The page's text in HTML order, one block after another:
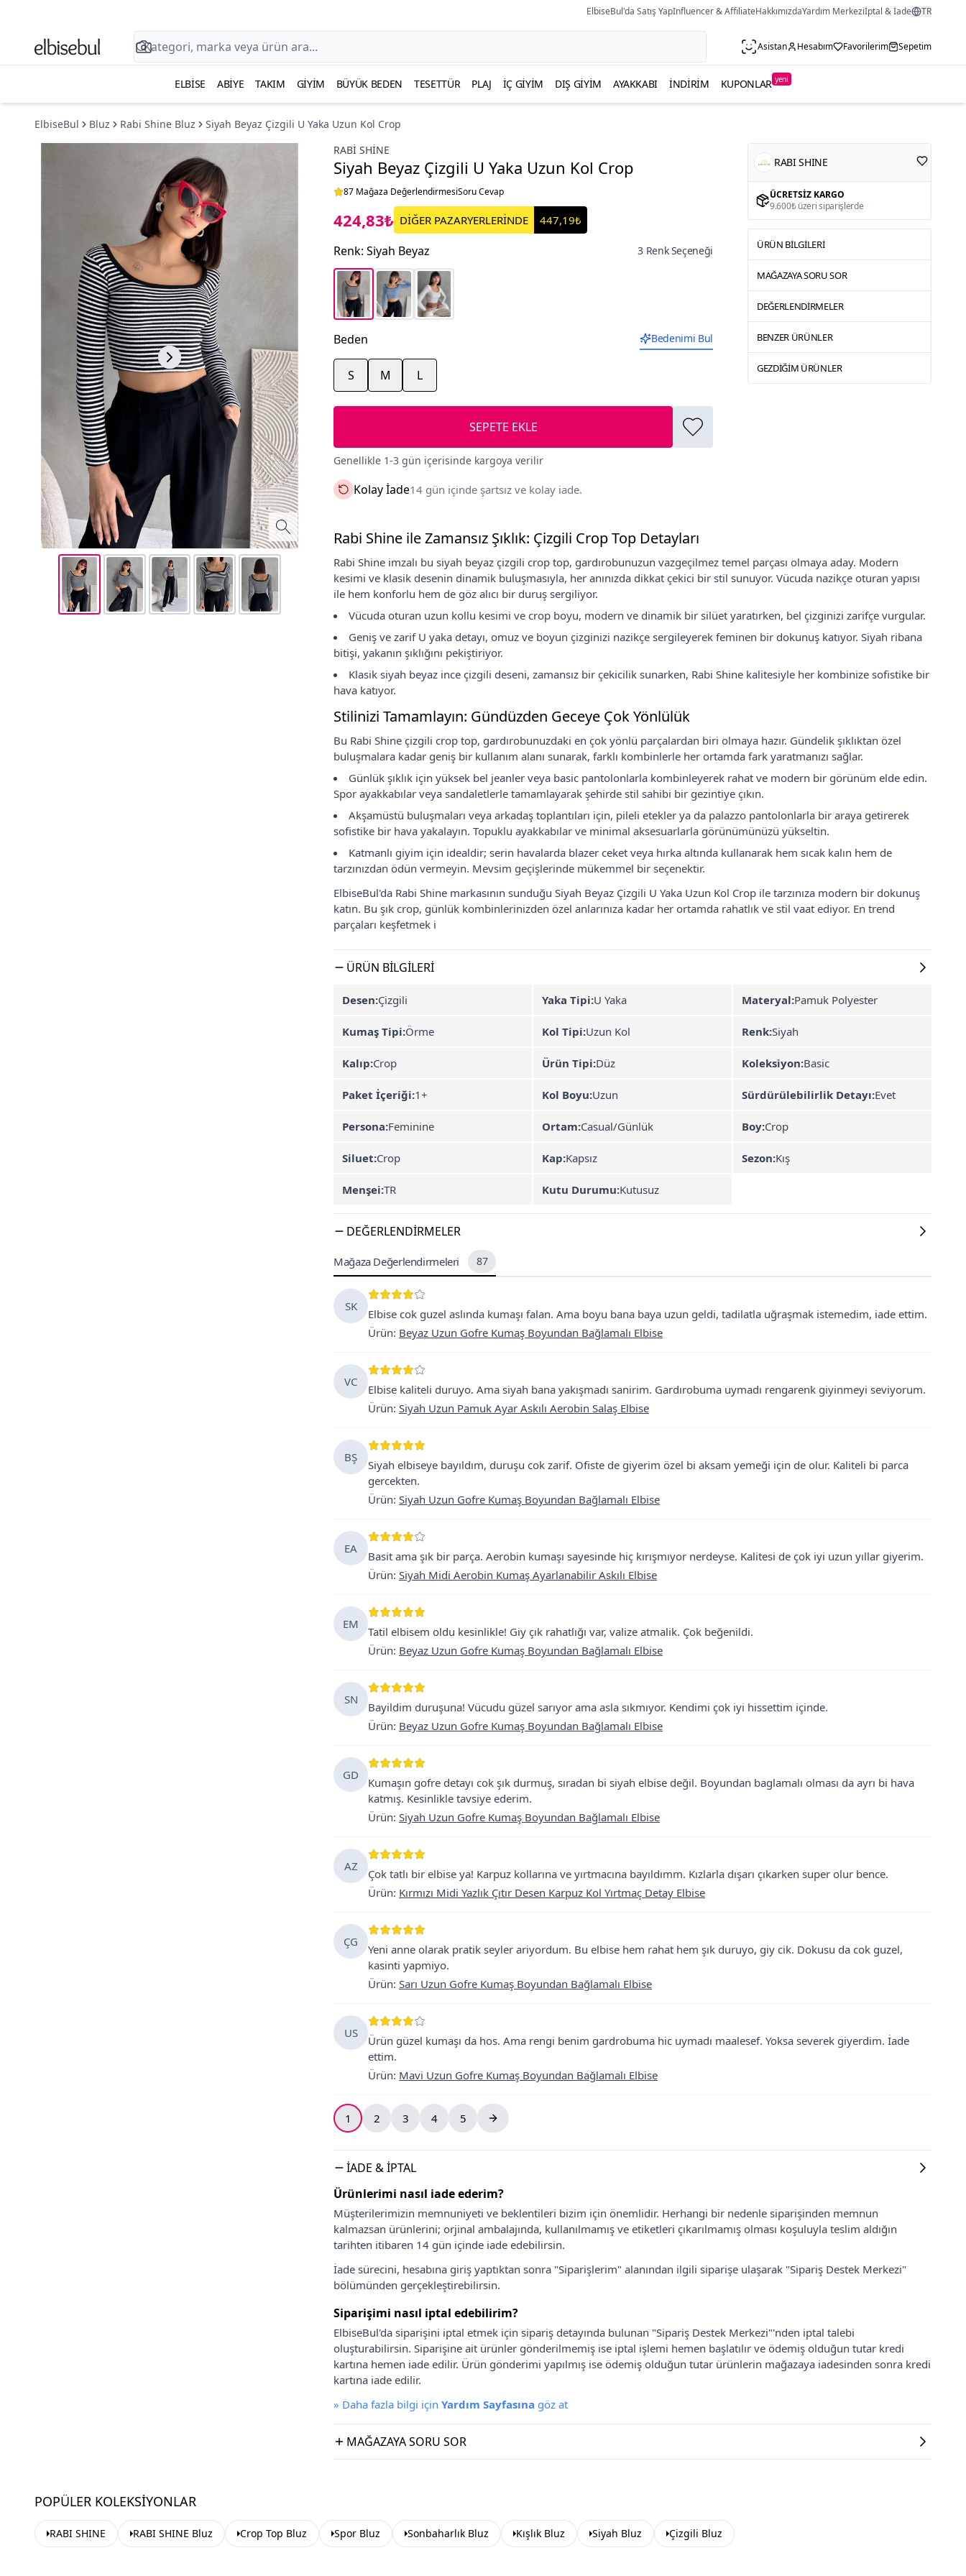
ElbiseBul'da Satış YapInfluencer & AffiliateHakkımızdaYardım Merkeziİptal & İade TR
Asistan Hesabım Favorilerim Sepetim
ELBISE ABIYE TAKIM GIYIM BÜYÜK BEDEN TESETTÜR PLAJ İÇ GIYIM DIŞ GIYIM AYAKKABI İNDIRIM KUPONLAR yeni
ElbiseBul Bluz Rabi Shine Bluz
Siyah Beyaz Çizgili U Yaka Uzun Kol Crop
RABI SHINE
Siyah Beyaz Çizgili U Yaka Uzun Kol Crop
87 Mağaza DeğerlendirmesiSoru Cevap
424,83₺ DİĞER PAZARYERLERİNDE 447,19₺
Renk: Siyah Beyaz 3 Renk Seçeneği
Beden Bedenimi Bul
S M L
SEPETE EKLE
Genellikle 1-3 gün içerisinde kargoya verilir
Kolay İade14 gün içinde şartsız ve kolay iade.
RABI SHINE
ÜCRETSIZ KARGO
9.600₺ üzeri siparişlerde
ÜRÜN BILGILERI
MAĞAZAYA SORU SOR
DEĞERLENDIRMELER
BENZER ÜRÜNLER
GEZDIĞIM ÜRÜNLER
Rabi Shine ile Zamansız Şıklık: Çizgili Crop Top Detayları
Rabi Shine imzalı bu siyah beyaz çizgili crop top, gardırobunuzun vazgeçilmez temel parçası olmaya aday. Modern
kesimi ve klasik desenin dinamik buluşmasıyla, her anınızda dikkat çekici bir stil sunuyor. Vücuda nazikçe oturan yapısı
ile hem konforlu hem de göz alıcı bir duruş sergiliyor.
Vücuda oturan uzun kollu kesimi ve crop boyu, modern ve dinamik bir silüet yaratırken, bel çizginizi zarifçe vurgular.
Geniş ve zarif U yaka detayı, omuz ve boyun çizginizi nazikçe sergileyerek feminen bir dokunuş katıyor. Siyah ribana
bitişi, yakanın şıklığını pekiştiriyor.
Klasik siyah beyaz ince çizgili deseni, zamansız bir çekicilik sunarken, Rabi Shine kalitesiyle her kombinize sofistike bir
hava katıyor.
Stilinizi Tamamlayın: Gündüzden Geceye Çok Yönlülük
Bu Rabi Shine çizgili crop top, gardırobunuzdaki en çok yönlü parçalardan biri olmaya hazır. Gündelik şıklıktan özel
buluşmalara kadar geniş bir kullanım alanı sunarak, farklı kombinlerle her ortamda fark yaratmanızı sağlar.
Günlük şıklık için yüksek bel jeanler veya basic pantolonlarla kombinleyerek rahat ve modern bir görünüm elde edin.
Spor ayakkabılar veya sandaletlerle tamamlayarak şehirde stil sahibi bir gezintiye çıkın.
Akşamüstü buluşmaları veya arkadaş toplantıları için, pileli etekler ya da palazzo pantolonlarla bir araya getirerek
sofistike bir hava yakalayın. Topuklu ayakkabılar ve minimal aksesuarlarla görünümünüzü yükseltin.
Katmanlı giyim için idealdir; serin havalarda blazer ceket veya hırka altında kullanarak hem sıcak kalın hem de
tarzınızdan ödün vermeyin. Mevsim geçişlerinde mükemmel bir seçenektir.
ElbiseBul'da Rabi Shine markasının sunduğu Siyah Beyaz Çizgili U Yaka Uzun Kol Crop ile tarzınıza modern bir dokunuş
katın. Bu şık crop, günlük kombinlerinizden özel anlarınıza kadar her ortamda rahatlık ve stil vaat ediyor. En trend
parçaları keşfetmek i
ÜRÜN BILGILERI
Desen:Çizgili Yaka Tipi:U Yaka Materyal:Pamuk Polyester
Kumaş Tipi:Örme Kol Tipi:Uzun Kol Renk:Siyah
Kalıp:Crop Ürün Tipi:Düz Koleksiyon:Basic
Paket İçeriği:1+ Kol Boyu:Uzun Sürdürülebilirlik Detayı:Evet
Persona:Feminine Ortam:Casual/Günlük Boy:Crop
Siluet:Crop Kap:Kapsız Sezon:Kış
Menşei:TR Kutu Durumu:Kutusuz
DEĞERLENDIRMELER
Mağaza Değerlendirmeleri 87
SK
Elbise cok guzel aslında kumaşı falan. Ama boyu bana baya uzun geldi, tadilatla uğraşmak istemedim, iade ettim.
Ürün: Beyaz Uzun Gofre Kumaş Boyundan Bağlamalı Elbise
VC
Elbise kaliteli duruyo. Ama siyah bana yakışmadı sanirim. Gardırobuma uymadı rengarenk giyinmeyi seviyorum.
Ürün: Siyah Uzun Pamuk Ayar Askılı Aerobin Salaş Elbise
BŞ
Siyah elbiseye bayıldım, duruşu cok zarif. Ofiste de giyerim özel bi aksam yemeği için de olur. Kaliteli bi parca
gercekten.
Ürün: Siyah Uzun Gofre Kumaş Boyundan Bağlamalı Elbise
EA
Basit ama şık bir parça. Aerobin kumaşı sayesinde hiç kırışmıyor nerdeyse. Kalitesi de çok iyi uzun yıllar giyerim.
Ürün: Siyah Midi Aerobin Kumaş Ayarlanabilir Askılı Elbise
EM
Tatil elbisem oldu kesinlikle! Giy çık rahatlığı var, valize atmalik. Çok beğenildi.
Ürün: Beyaz Uzun Gofre Kumaş Boyundan Bağlamalı Elbise
SN
Bayildim duruşuna! Vücudu güzel sarıyor ama asla sıkmıyor. Kendimi çok iyi hissettim içinde.
Ürün: Beyaz Uzun Gofre Kumaş Boyundan Bağlamalı Elbise
GD
Kumaşın gofre detayı cok şık durmuş, sıradan bi siyah elbise değil. Boyundan baglamalı olması da ayrı bi hava
katmış. Kesinlikle tavsiye ederim.
Ürün: Siyah Uzun Gofre Kumaş Boyundan Bağlamalı Elbise
AZ
Çok tatlı bir elbise ya! Karpuz kollarına ve yırtmacına bayıldımm. Kızlarla dışarı çıkarken super olur bence.
Ürün: Kırmızı Midi Yazlık Çıtır Desen Karpuz Kol Yırtmaç Detay Elbise
ÇG
Yeni anne olarak pratik seyler ariyordum. Bu elbise hem rahat hem şık duruyo, giy cik. Dokusu da cok guzel,
kasinti yapmiyo.
Ürün: Sarı Uzun Gofre Kumaş Boyundan Bağlamalı Elbise
US
Ürün güzel kumaşı da hos. Ama rengi benim gardrobuma hic uymadı maalesef. Yoksa severek giyerdim. İade
ettim.
Ürün: Mavi Uzun Gofre Kumaş Boyundan Bağlamalı Elbise
1 2 3 4 5
İADE & İPTAL
Ürünlerimi nasıl iade ederim?
Müşterilerimizin memnuniyeti ve beklentileri bizim için önemlidir. Herhangi bir nedenle siparişinden memnun
kalmazsan ürünlerini; orjinal ambalajında, kullanılmamış ve etiketleri çıkarılmamış olması koşuluyla teslim aldığın
tarihten itibaren 14 gün içinde iade edebilirsin.
İade sürecini, hesabına giriş yaptıktan sonra "Siparişlerim" alanından ilgili siparişe ulaşarak "Sipariş Destek Merkezi"
bölümünden gerçekleştirebilirsin.
Siparişimi nasıl iptal edebilirim?
ElbiseBul'da siparişini iptal etmek için sipariş detayında bulunan "Sipariş Destek Merkezi"'nden iptal talebi
oluşturabilirsin. Siparişine ait ürünler gönderilmemiş ise iptal işlemi hemen başlatılır ve ödemiş olduğun tutar kredi
kartına hemen iade edilir. Ürün gönderimi yapılmış ise ödemiş olduğun tutar ürünlerin mağazaya iadesinden sonra kredi
kartına iade edilir.
» Daha fazla bilgi için Yardım Sayfasına göz at
MAĞAZAYA SORU SOR
POPÜLER KOLEKSIYONLAR
RABI SHINE RABI SHINE Bluz Crop Top Bluz Spor Bluz Sonbaharlık Bluz Kışlık Bluz Siyah Bluz Çizgili Bluz